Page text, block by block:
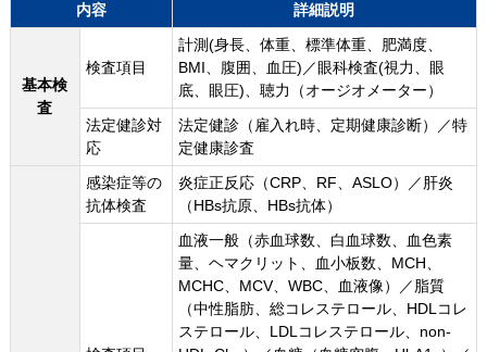
内容 詳細説明
基本検
査
検査項目
計測(身長、体重、標準体重、肥満度、
BMI、腹囲、血圧)／眼科検査(視力、眼
底、眼圧)、聴力（オージオメーター）
法定健診対
応
法定健診（雇入れ時、定期健康診断）／特
定健康診査
感染症等の
抗体検査
炎症正反応（CRP、RF、ASLO）／肝炎
（HBs抗原、HBs抗体）
血液一般（赤血球数、白血球数、血色素
量、ヘマクリット、血小板数、MCH、
MCHC、MCV、WBC、血液像）／脂質
（中性脂肪、総コレステロール、HDLコレ
ステロール、LDLコレステロール、non-